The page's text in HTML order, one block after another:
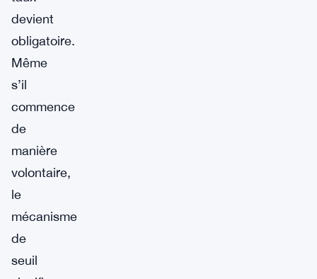
devient
obligatoire.
Même
s’il
commence
de
manière
volontaire,
le
mécanisme
de
seuil